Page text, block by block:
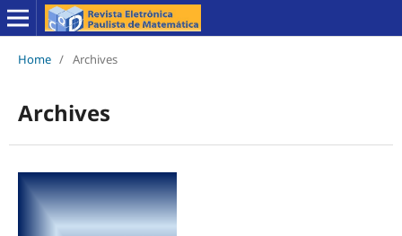
Home / Archives
Archives